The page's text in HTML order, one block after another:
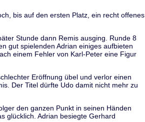
bis auf den ersten Platz, ein recht offenes
Stunde dann Remis ausging. Runde 8
gut spielenden Adrian einiges aufbieten
einem Fehler von Karl-Peter eine Figur
Eröffnung übel und verlor einen
Der Titel dürfte Udo damit nicht mehr zu
den ganzen Punkt in seinen Händen
glücklich. Adrian besiegte Gerhard